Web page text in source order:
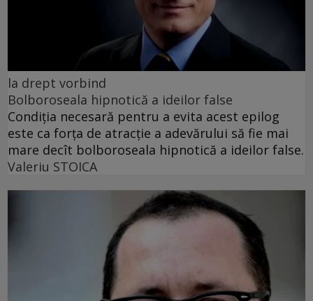
la drept vorbind
Bolboroseala hipnotică a ideilor false
Condiția necesară pentru a evita acest epilog
este ca forța de atracție a adevărului să fie mai
mare decît bolboroseala hipnotică a ideilor false.
Valeriu STOICA